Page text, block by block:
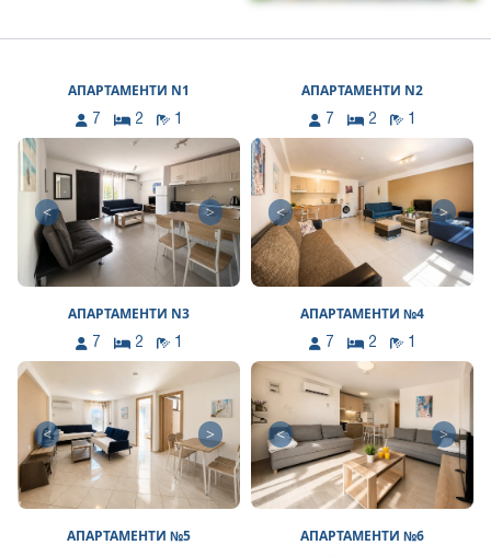
АПАРТАМЕНТИ N1
7 2 1
< >
АПАРТАМЕНТИ N2
7 2 1
< >
АПАРТАМЕНТИ N3
7 2 1
< >
АПАРТАМЕНТИ №4
7 2 1
< >
АПАРТАМЕНТИ №5 АПАРТАМЕНТИ №6